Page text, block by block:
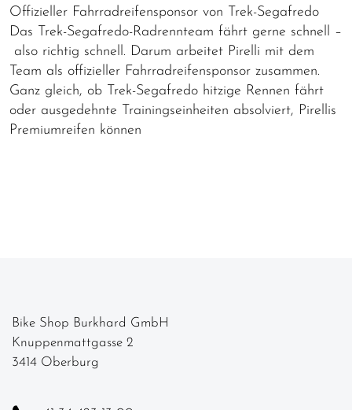
Offizieller Fahrradreifensponsor von Trek-Segafredo
Das Trek-Segafredo-Radrennteam fährt gerne schnell –
also richtig schnell. Darum arbeitet Pirelli mit dem
Team als offizieller Fahrradreifensponsor zusammen.
Ganz gleich, ob Trek-Segafredo hitzige Rennen fährt
oder ausgedehnte Trainingseinheiten absolviert, Pirellis
Premiumreifen können
Bike Shop Burkhard GmbH
Knuppenmattgasse 2
3414 Oberburg